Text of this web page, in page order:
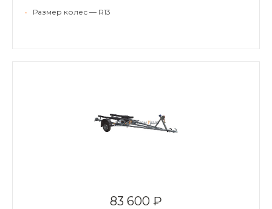
•
Размер колес — R13
83 600 ₽